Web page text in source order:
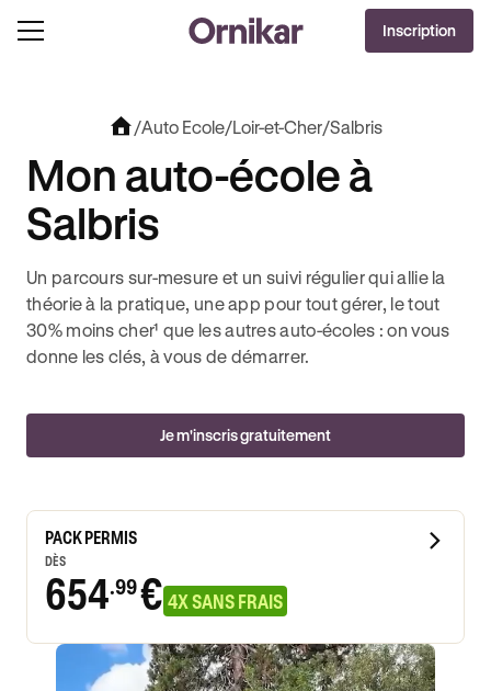
OFFRE EXCLUSIVE
JUSQU’À 170€ OFFERTS AVEC
J'EN PROFITE !
Inscription
/Auto Ecole/Loir-et-Cher/Salbris
Mon auto-école à
Salbris
Un parcours sur-mesure et un suivi régulier qui allie la
théorie à la pratique, une app pour tout gérer, le tout
30% moins cher¹ que les autres auto-écoles : on vous
donne les clés, à vous de démarrer.
Je m'inscris gratuitement
PACK PERMIS
DÈS
654.99€ 4X SANS FRAIS